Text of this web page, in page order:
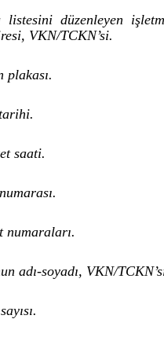
düzenleyen
VKN/TCKN’si.
plakası.
saati.
numaraları.
adı-soyadı, VKN/